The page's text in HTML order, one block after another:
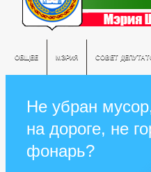
ОБЩЕЕ МЭРИЯ СОВЕТ
Не убран
на дороге, не
фонарь?